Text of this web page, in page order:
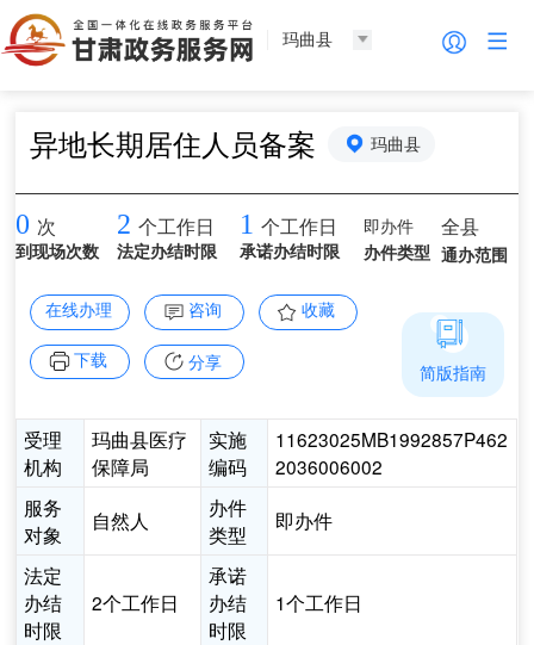
玛曲县
异地长期居住人员备案 玛曲县
0 次
到现场次数
2 个工作日
法定办结时限
1 个工作日
承诺办结时限
即办件
办件类型
全县
通办范围
在线办理 咨询 收藏
下载 分享
受理
机构
玛曲县医疗
保障局
实施
编码
11623025MB1992857P462
2036006002
服务
对象
自然人
办件
类型
即办件
法定
办结
时限
2个工作日
承诺
办结
时限
1个工作日
简版指南